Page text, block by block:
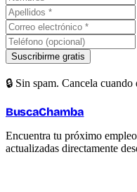
Suscribirme gratis
🔒 Sin spam. Cancela cuando
BuscaChamba
Encuentra tu próximo
actualizadas directamente